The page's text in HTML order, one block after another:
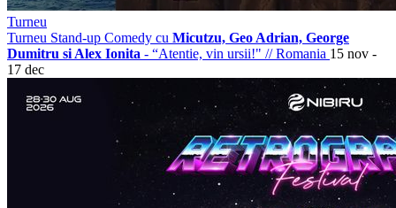
Turneu
Turneu Stand-up Comedy cu Micutzu, Geo Adrian, George
Dumitru si Alex Ionita - “Atentie, vin ursii!" //Romania 15 nov -
17 dec